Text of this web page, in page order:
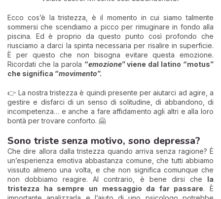
Ecco cos’è la tristezza, è il momento in cui siamo talmente
sommersi che scendiamo a picco per rimuginare in fondo alla
piscina. Ed è proprio da questo punto così profondo che
riusciamo a darci la spinta necessaria per risalire in superficie.
È per questo che non bisogna evitare questa emozione.
Ricordati che la parola “emozione” viene dal latino “motus”
che significa “movimento”.
👉 La nostra tristezza è quindi presente per aiutarci ad agire, a
gestire e disfarci di un senso di solitudine, di abbandono, di
incompetenza… e anche a fare affidamento agli altri e alla loro
bontà per trovare conforto. 🤗
Sono triste senza motivo, sono depressa?
Che dire allora dalla tristezza quando arriva senza ragione? È
un’esperienza emotiva abbastanza comune, che tutti abbiamo
vissuto almeno una volta, e che non significa comunque che
non dobbiamo reagire. Al contrario, è bene dirsi che la
tristezza ha sempre un messaggio da far passare. È